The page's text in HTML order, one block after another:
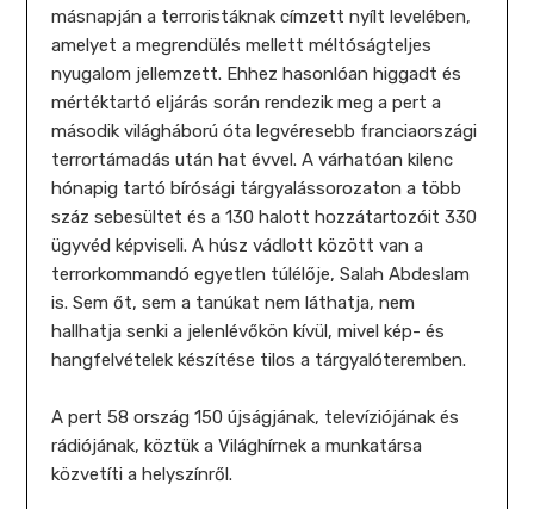
másnapján a terroristáknak címzett nyílt levelében,
amelyet a megrendülés mellett méltóságteljes
nyugalom jellemzett. Ehhez hasonlóan higgadt és
mértéktartó eljárás során rendezik meg a pert a
második világháború óta legvéresebb franciaországi
terrortámadás után hat évvel. A várhatóan kilenc
hónapig tartó bírósági tárgyalássorozaton a több
száz sebesültet és a 130 halott hozzátartozóit 330
ügyvéd képviseli. A húsz vádlott között van a
terrorkommandó egyetlen túlélője, Salah Abdeslam
is. Sem őt, sem a tanúkat nem láthatja, nem
hallhatja senki a jelenlévőkön kívül, mivel kép- és
hangfelvételek készítése tilos a tárgyalóteremben.
A pert 58 ország 150 újságjának, televíziójának és
rádiójának, köztük a Világhírnek a munkatársa
közvetíti a helyszínről.